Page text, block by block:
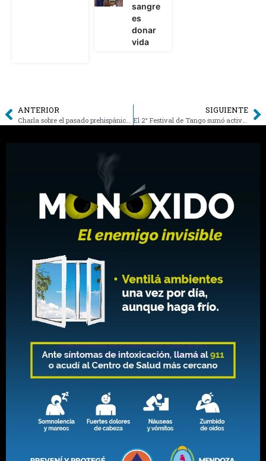
sangre
es
donar
vida
ANTERIOR SIGUIENTE
El 2° Festival de Tango sumó actividades durante tres jornadas